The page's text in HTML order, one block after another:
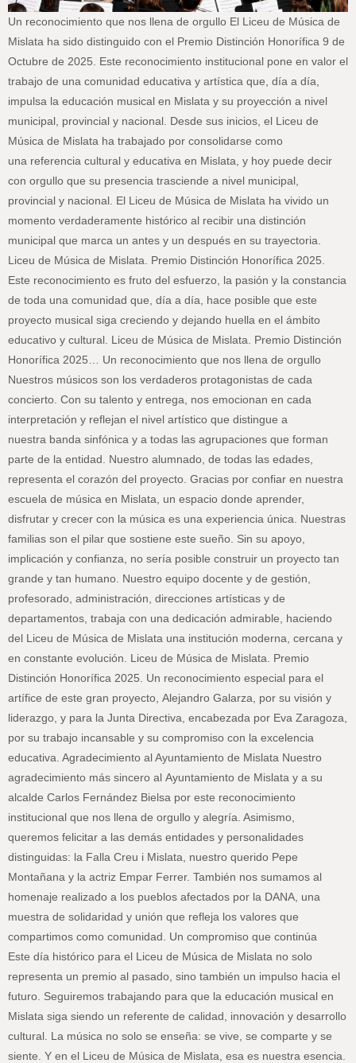
Un reconocimiento que nos llena de orgullo El Liceu de Música de
Mislata ha sido distinguido con el Premio Distinción Honorífica 9 de
Octubre de 2025. Este reconocimiento institucional pone en valor el
trabajo de una comunidad educativa y artística que, día a día,
impulsa la educación musical en Mislata y su proyección a nivel
municipal, provincial y nacional. Desde sus inicios, el Liceu de
Música de Mislata ha trabajado por consolidarse como
una referencia cultural y educativa en Mislata, y hoy puede decir
con orgullo que su presencia trasciende a nivel municipal,
provincial y nacional. El Liceu de Música de Mislata ha vivido un
momento verdaderamente histórico al recibir una distinción
municipal que marca un antes y un después en su trayectoria.
Liceu de Música de Mislata. Premio Distinción Honorífica 2025.
Este reconocimiento es fruto del esfuerzo, la pasión y la constancia
de toda una comunidad que, día a día, hace posible que este
proyecto musical siga creciendo y dejando huella en el ámbito
educativo y cultural. Liceu de Música de Mislata. Premio Distinción
Honorífica 2025… Un reconocimiento que nos llena de orgullo
Nuestros músicos son los verdaderos protagonistas de cada
concierto. Con su talento y entrega, nos emocionan en cada
interpretación y reflejan el nivel artístico que distingue a
nuestra banda sinfónica y a todas las agrupaciones que forman
parte de la entidad. Nuestro alumnado, de todas las edades,
representa el corazón del proyecto. Gracias por confiar en nuestra
escuela de música en Mislata, un espacio donde aprender,
disfrutar y crecer con la música es una experiencia única. Nuestras
familias son el pilar que sostiene este sueño. Sin su apoyo,
implicación y confianza, no sería posible construir un proyecto tan
grande y tan humano. Nuestro equipo docente y de gestión,
profesorado, administración, direcciones artísticas y de
departamentos, trabaja con una dedicación admirable, haciendo
del Liceu de Música de Mislata una institución moderna, cercana y
en constante evolución. Liceu de Música de Mislata. Premio
Distinción Honorífica 2025. Un reconocimiento especial para el
artífice de este gran proyecto, Alejandro Galarza, por su visión y
liderazgo, y para la Junta Directiva, encabezada por Eva Zaragoza,
por su trabajo incansable y su compromiso con la excelencia
educativa. Agradecimiento al Ayuntamiento de Mislata Nuestro
agradecimiento más sincero al Ayuntamiento de Mislata y a su
alcalde Carlos Fernández Bielsa por este reconocimiento
institucional que nos llena de orgullo y alegría. Asimismo,
queremos felicitar a las demás entidades y personalidades
distinguidas: la Falla Creu i Mislata, nuestro querido Pepe
Montañana y la actriz Empar Ferrer. También nos sumamos al
homenaje realizado a los pueblos afectados por la DANA, una
muestra de solidaridad y unión que refleja los valores que
compartimos como comunidad. Un compromiso que continúa
Este día histórico para el Liceu de Música de Mislata no solo
representa un premio al pasado, sino también un impulso hacia el
futuro. Seguiremos trabajando para que la educación musical en
Mislata siga siendo un referente de calidad, innovación y desarrollo
cultural. La música no solo se enseña: se vive, se comparte y se
siente. Y en el Liceu de Música de Mislata, esa es nuestra esencia.